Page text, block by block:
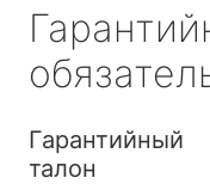
Гарантийный
талон